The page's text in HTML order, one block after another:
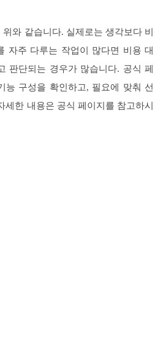
와 같습니다. 실제로는 생각보다 비
자주 다루는 작업이 많다면 비용 대
판단되는 경우가 많습니다. 공식 페
능 구성을 확인하고, 필요에 맞춰 선
세한 내용은 공식 페이지를 참고하시